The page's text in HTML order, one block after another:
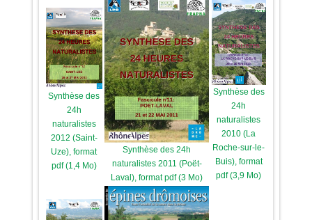
Synthèse des
24h
naturalistes
2012 (Saint-
Uze), format
pdf (1,4 Mo)
Synthèse des 24h
naturalistes 2011 (Poët-
Laval), format pdf (3 Mo)
Synthèse des
24h
naturalistes
2010 (La
Roche-sur-le-
Buis), format
pdf (3,9 Mo)